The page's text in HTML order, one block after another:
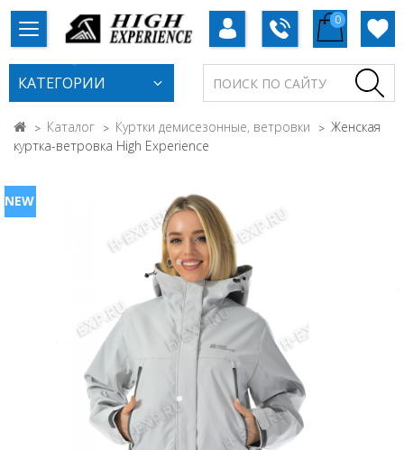
0
КАТЕГОРИИ
Каталог Куртки демисезонные, ветровки
Женская
куртка-ветровка High Experience